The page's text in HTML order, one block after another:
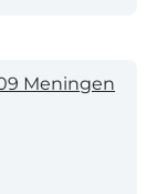
Meningen